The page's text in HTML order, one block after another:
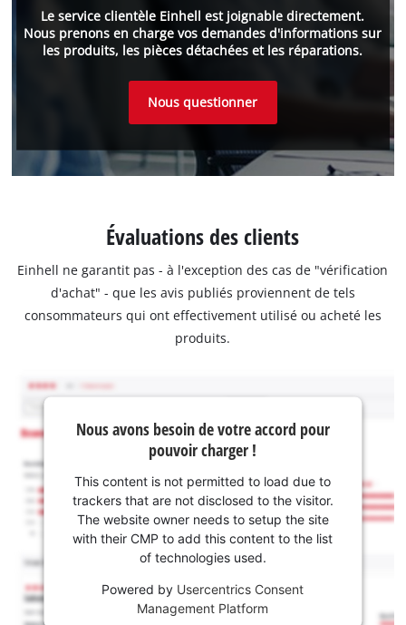
Le service clientèle Einhell est joignable directement.
Nous prenons en charge vos demandes d'informations sur
les produits, les pièces détachées et les réparations.
Nous questionner
Évaluations des clients
Einhell ne garantit pas - à l'exception des cas de "vérification
d'achat" - que les avis publiés proviennent de tels
consommateurs qui ont effectivement utilisé ou acheté les
produits.
Nous avons besoin de votre accord pour
pouvoir charger !
This content is not permitted to load due to
trackers that are not disclosed to the visitor.
The website owner needs to setup the site
with their CMP to add this content to the list
of technologies used.
Powered by Usercentrics Consent
Management Platform